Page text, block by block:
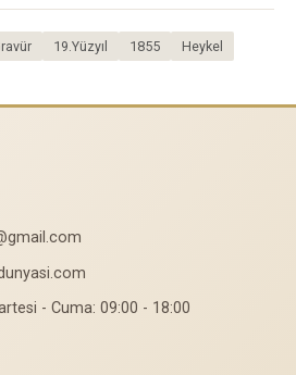
19.Yüzyıl 1855 Heykel
- Cuma: 09:00 - 18:00